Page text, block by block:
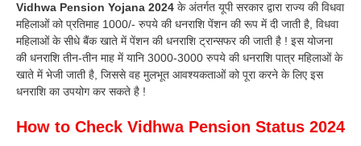
Vidhwa Pension Yojana 2024 के अंतर्गत यूपी सरकार द्वारा राज्य की विधवा
महिलाओं को प्रतिमाह 1000/- रुपये की धनराशि पेंशन की रूप में दी जाती है, विधवा
महिलाओं के सीधे बैंक खाते में पेंशन की धनराशि ट्रान्सफर की जाती है ! इस योजना
की धनराशि तीन-तीन माह में यानि 3000-3000 रुपये की धनराशि पात्र महिलाओं के
खाते में भेजी जाती है, जिससे वह मुलभूत आवश्यकताओं को पूरा करने के लिए इस
धनराशि का उपयोग कर सकते है !
How to Check Vidhwa Pension Status 2024